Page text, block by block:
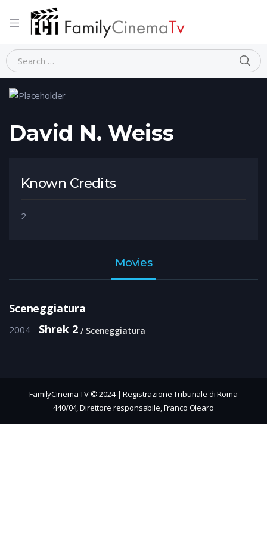
Home Person David N. Weiss
David N. Weiss
Known Credits
2
Movies
Sceneggiatura
2004 Shrek 2 Sceneggiatura
FamilyCinema TV © 2024 | Registrazione Tribunale di Roma
440/04, Direttore responsabile, Franco Olearo